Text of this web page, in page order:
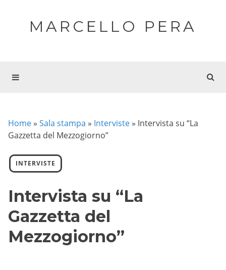
MARCELLO PERA
Home » Sala stampa » Interviste » Intervista su “La
Gazzetta del Mezzogiorno”
INTERVISTE
Intervista su “La
Gazzetta del
Mezzogiorno”